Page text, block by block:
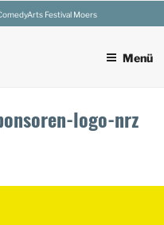
Festival Moers
Menü
logo-nrz